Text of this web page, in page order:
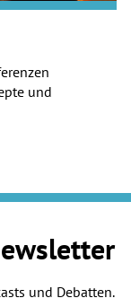
und
und Debatten.